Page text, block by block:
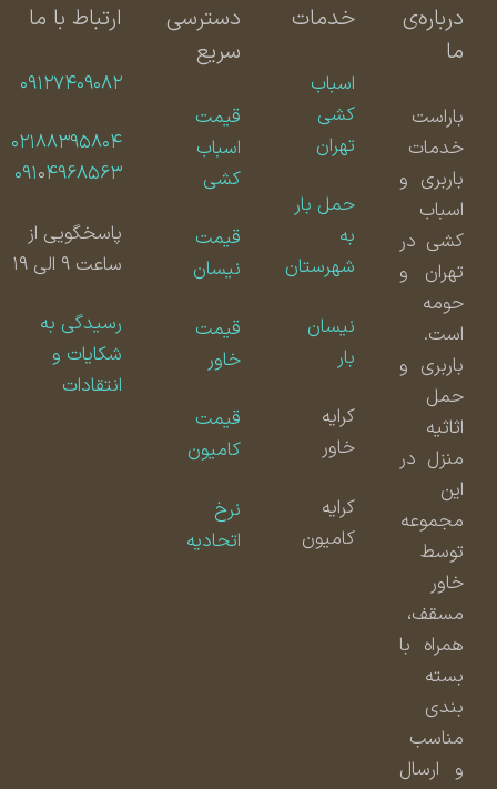
درباره‌ی
باراست
خدمات
باربری و
اسباب
کشی در
تهران و
حومه
است.
باربری و
حمل
اثاثیه
منزل در
مجموعه
توسط
مسقف،
همراه با
بسته
بندی
مناسب
و ارسال
خدمات
اسباب
کشی
تهران
حمل بار
شهرستان
نیسان
کامیون
دسترسی
سریع
قیمت
اسباب
کشی
قیمت
نیسان
قیمت
قیمت
کامیون
اتحادیه
ارتباط با ما
۰۹۱۲۷۴۰۹۰۸۲
۰۲۱۸۸۳۹۵۸۰۴
۰۹۱۰۴۹۶۸۵۶۳
پاسخگویی از
ساعت ۹ الی ۱۹
رسیدگی به
شکایات و
انتقادات